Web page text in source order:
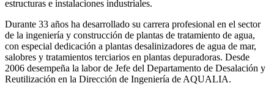
estructuras e instalaciones industriales.
Durante 33 años ha desarrollado su carrera profesional en el sector
de la ingeniería y construcción de plantas de tratamiento de agua,
con especial dedicación a plantas desalinizadores de agua de mar,
salobres y tratamientos terciarios en plantas depuradoras. Desde
2006 desempeña la labor de Jefe del Departamento de Desalación y
Reutilización en la Dirección de Ingeniería de AQUALIA.